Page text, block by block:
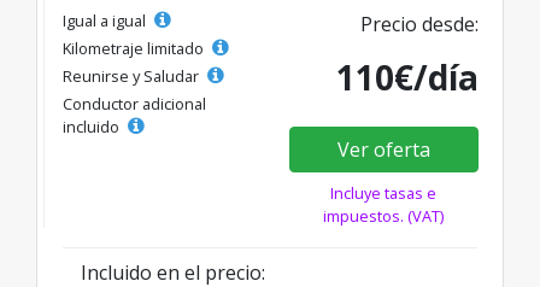
Igual a igual
Kilometraje limitado
Reunirse y Saludar
Conductor adicional
incluido
Precio desde:
110€/día
Ver oferta
Incluye tasas e
impuestos. (VAT)
Incluido en el precio: